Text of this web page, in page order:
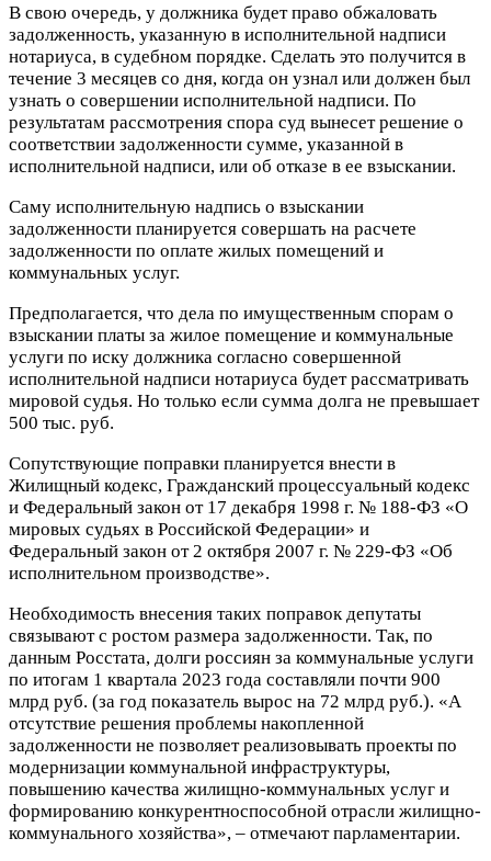
В свою очередь, у должника будет право обжаловать
задолженность, указанную в исполнительной надписи
нотариуса, в судебном порядке. Сделать это получится в
течение 3 месяцев со дня, когда он узнал или должен был
узнать о совершении исполнительной надписи. По
результатам рассмотрения спора суд вынесет решение о
соответствии задолженности сумме, указанной в
исполнительной надписи, или об отказе в ее взыскании.
Саму исполнительную надпись о взыскании
задолженности планируется совершать на расчете
задолженности по оплате жилых помещений и
коммунальных услуг.
Предполагается, что дела по имущественным спорам о
взыскании платы за жилое помещение и коммунальные
услуги по иску должника согласно совершенной
исполнительной надписи нотариуса будет рассматривать
мировой судья. Но только если сумма долга не превышает
500 тыс. руб.
Сопутствующие поправки планируется внести в
Жилищный кодекс, Гражданский процессуальный кодекс
и Федеральный закон от 17 декабря 1998 г. № 188-ФЗ «О
мировых судьях в Российской Федерации» и
Федеральный закон от 2 октября 2007 г. № 229-ФЗ «Об
исполнительном производстве».
Необходимость внесения таких поправок депутаты
связывают с ростом размера задолженности. Так, по
данным Росстата, долги россиян за коммунальные услуги
по итогам 1 квартала 2023 года составляли почти 900
млрд руб. (за год показатель вырос на 72 млрд руб.). «А
отсутствие решения проблемы накопленной
задолженности не позволяет реализовывать проекты по
модернизации коммунальной инфраструктуры,
повышению качества жилищно-коммунальных услуг и
формированию конкурентноспособной отрасли жилищно-
коммунального хозяйства», – отмечают парламентарии.